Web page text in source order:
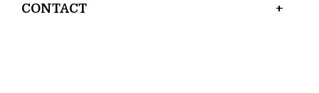
CONTACT